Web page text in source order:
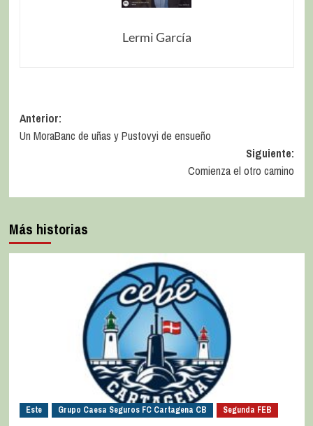
Lermi García
Anterior:
Un MoraBanc de uñas y Pustovyi de ensueño
Siguiente:
Comienza el otro camino
Más historias
Este Grupo Caesa Seguros FC Cartagena CB Segunda FEB